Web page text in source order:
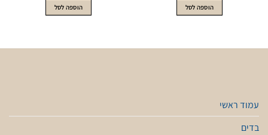
הוספה לסל הוספה לסל
עמוד ראשי
בדים